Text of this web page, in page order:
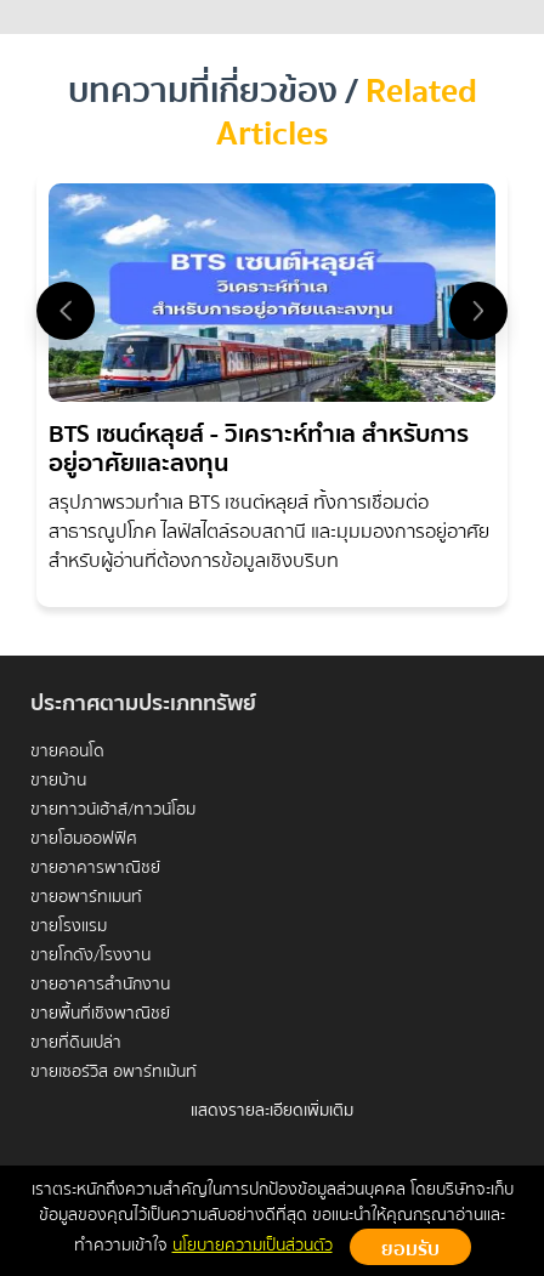
เราตระหนักถึงความสำคัญในการปกป้องข้อมูลส่วนบุคคล โดยบริษัทจะเก็บ
ข้อมูลของคุณไว้เป็นความลับอย่างดีที่สุด ขอแนะนำให้คุณกรุณาอ่านและ
ทำความเข้าใจนโยบายความเป็นส่วนตัว
บทความที่เกี่ยวข้อง /Related
Articles
BTS เซนต์หลุยส์ - วิเคราะห์ทำเล สำหรับการ
อยู่อาศัยและลงทุน
สรุปภาพรวมทำเล BTS เซนต์หลุยส์ ทั้งการเชื่อมต่อ
สาธารณูปโภค ไลฟ์สไตล์รอบสถานี และมุมมองการอยู่อาศัย
สำหรับผู้อ่านที่ต้องการข้อมูลเชิงบริบท
ประกาศตามประเภททรัพย์
ขายคอนโด
ขายบ้าน
ขายทาวน์เฮ้าส์/ทาวน์โฮม
ขายโฮมออฟฟิศ
ขายอาคารพาณิชย์
ขายอพาร์ทเมนท์
ขายโรงแรม
ขายโกดัง/โรงงาน
ขายอาคารสำนักงาน
ขายพื้นที่เชิงพาณิชย์
ขายที่ดินเปล่า
ขายเซอร์วิส อพาร์ทเม้นท์
เช่าบ้าน
เช่าทาวน์เฮ้าส์/ทาวน์โฮม
เช่าโฮมออฟฟิศ
เช่าอาคารพาณิชย์
แสดงรายละเอียดเพิ่มเติม
หน้าหลัก ขาย เช่า ฝากขาย/เช่า ข่าวสาร ติดต่อเรา
Site
Map
Copyrights © 2026, Connex Property